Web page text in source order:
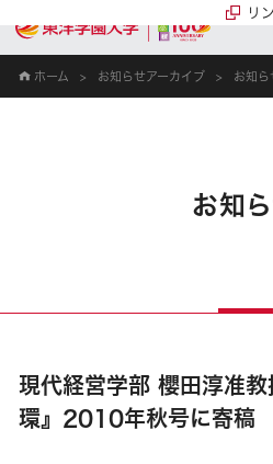
ホーム お知らせアーカイブ お知ら
お知
現代経営学部 櫻田淳准
環』2010年秋号に寄稿
リ